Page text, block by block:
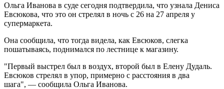
Ольга Иванова в суде сегодня подтвердила, что узнала Дениса
Евсюкова, что это он стрелял в ночь с 26 на 27 апреля у
супермаркета.
Она сообщила, что тогда видела, как Евсюков, слегка
пошатываясь, поднимался по лестнице к магазину.
"Первый выстрел был в воздух, второй был в Елену Дудаль.
Евсюков стрелял в упор, примерно с расстояния в два
шага", — сообщила Ольга Иванова.